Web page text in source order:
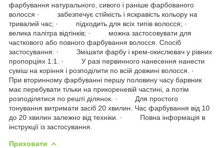
фарбування натурального, сивого і раніше фарбованого
волосся · забезпечує стійкість і яскравість кольору на
тривалий час; · підходить для всіх типів волосся; ·
велика палітра відтінків; · можна застосовувати для
часткового або повного фарбування волосся. Спосіб
застосування: · Змішати фарбу і крем-окислювач у рівних
пропорціях 1:1. · У разі первинного нанесення нанести
суміш на коріння і розподілити по всій довжині волосся. ·
При вторинному фарбуванні першу половину часу барвник
має перебувати тільки на прикореневій частині, а потім
розподілятися по решті ділянок. · Для простого
тонування витримати засіб 20 хвилин. Час фарбування від 10
до 20 хвилин залежно від техніки. · Повна інформація в
інструкції із застосування.
Приховати